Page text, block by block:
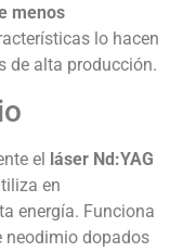
menos
lo hacen
de alta producción.
el
láser Nd:YAG
en
energía. Funciona
neodimio dopados